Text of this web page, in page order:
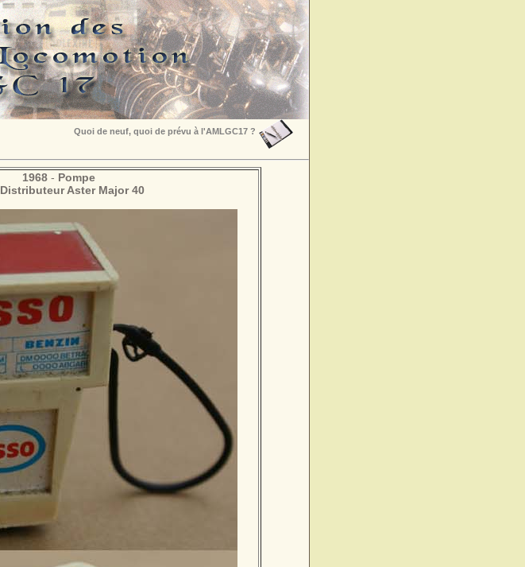
Quoi de neuf, quoi de prévu à l'AMLGC17 ?
1968 - Pompe
Distributeur Aster Major 40